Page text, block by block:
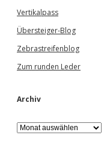
Vertikalpass
Übersteiger-Blog
Zebrastreifenblog
Zum runden Leder
Archiv
A
r